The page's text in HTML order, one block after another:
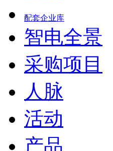
配套企业库
智电全景
采购项目
人脉
活动
产品